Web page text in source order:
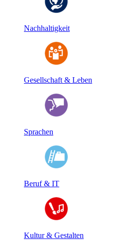
Nachhaltigkeit
Gesellschaft & Leben
Sprachen
Beruf & IT
Kultur & Gestalten